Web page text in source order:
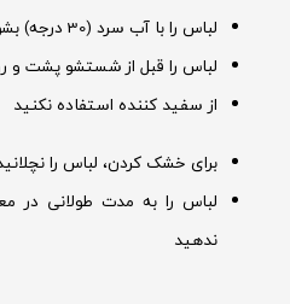
لباس را با آب سرد (30 درجه) بشویید
لباس را قبل از شستشو پشت و
از سفید کننده استفاده نکنید
برای خشک کردن، لباس را
لباس را به مدت طولانی در
ندهید